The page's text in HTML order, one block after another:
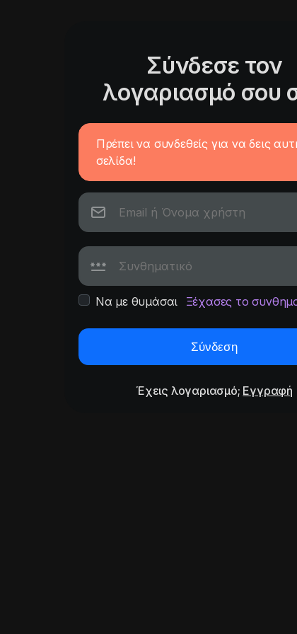
Σύνδεσε τον
λογαριασμό σου
Πρέπει να συνδεθείς για να δεις
σελίδα!
Να με θυμάσαι Ξέχασες το
Σύνδεση
Έχεις λογαριασμό; Εγγραφή